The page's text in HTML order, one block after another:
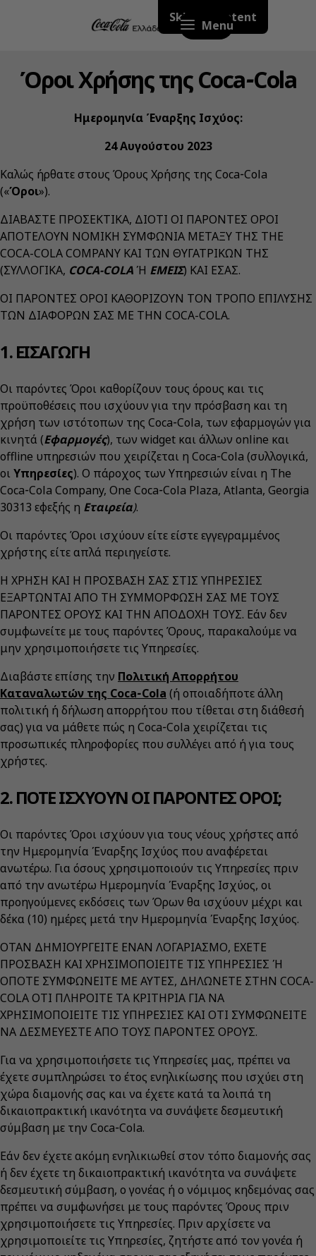
Skip to content
Menu
Όροι Χρήσης της Coca‑Cola
Ημερομηνία Έναρξης Ισχύος:
24 Αυγούστου 2023
Καλώς ήρθατε στους Όρους Χρήσης της Coca‑Cola
(«Όροι»).
ΔΙΑΒΑΣΤΕ ΠΡΟΣΕΚΤΙΚΑ, ΔΙΟΤΙ ΟΙ ΠΑΡΟΝΤΕΣ ΟΡΟΙ
ΑΠΟΤΕΛΟΥΝ ΝΟΜΙΚΗ ΣΥΜΦΩΝΙΑ ΜΕΤΑΞΥ ΤΗΣ THE
COCA-COLA COMPANY ΚΑΙ ΤΩΝ ΘΥΓΑΤΡΙΚΩΝ ΤΗΣ
(ΣΥΛΛΟΓΙΚΑ, COCA-COLA Ή ΕΜΕΙΣ) ΚΑΙ ΕΣΑΣ.
ΟΙ ΠΑΡΟΝΤΕΣ ΟΡΟΙ ΚΑΘΟΡΙΖΟΥΝ ΤΟΝ ΤΡΟΠΟ ΕΠΙΛΥΣΗΣ
ΤΩΝ ΔΙΑΦΟΡΩΝ ΣΑΣ ΜΕ ΤΗΝ COCA-COLA.
1. ΕΙΣΑΓΩΓΗ
Οι παρόντες Όροι καθορίζουν τους όρους και τις
προϋποθέσεις που ισχύουν για την πρόσβαση και τη
χρήση των ιστότοπων της Coca‑Cola, των εφαρμογών για
κινητά (Εφαρμογές), των widget και άλλων online και
offline υπηρεσιών που χειρίζεται η Coca‑Cola (συλλογικά,
οι Υπηρεσίες). Ο πάροχος των Υπηρεσιών είναι η The
Coca‑Cola Company, One Coca‑Cola Plaza, Atlanta, Georgia
30313 εφεξής η Εταιρεία).
Οι παρόντες Όροι ισχύουν είτε είστε εγγεγραμμένος
χρήστης είτε απλά περιηγείστε.
Η ΧΡΗΣΗ ΚΑΙ Η ΠΡΟΣΒΑΣΗ ΣΑΣ ΣΤΙΣ ΥΠΗΡΕΣΙΕΣ
ΕΞΑΡΤΩΝΤΑΙ ΑΠΟ ΤΗ ΣΥΜΜΟΡΦΩΣΗ ΣΑΣ ΜΕ ΤΟΥΣ
ΠΑΡΟΝΤΕΣ ΟΡΟΥΣ ΚΑΙ ΤΗΝ ΑΠΟΔΟΧΗ ΤΟΥΣ. Εάν δεν
συμφωνείτε με τους παρόντες Όρους, παρακαλούμε να
μην χρησιμοποιήσετε τις Υπηρεσίες.
Διαβάστε επίσης την Πολιτική Απορρήτου
Καταναλωτών της Coca‑Cola (ή οποιαδήποτε άλλη
πολιτική ή δήλωση απορρήτου που τίθεται στη διάθεσή
σας) για να μάθετε πώς η Coca‑Cola χειρίζεται τις
προσωπικές πληροφορίες που συλλέγει από ή για τους
χρήστες.
2. ΠΟΤΕ ΙΣΧΥΟΥΝ ΟΙ ΠΑΡΟΝΤΕΣ ΟΡΟΙ;
Οι παρόντες Όροι ισχύουν για τους νέους χρήστες από
την Ημερομηνία Έναρξης Ισχύος που αναφέρεται
ανωτέρω. Για όσους χρησιμοποιούν τις Υπηρεσίες πριν
από την ανωτέρω Ημερομηνία Έναρξης Ισχύος, οι
προηγούμενες εκδόσεις των Όρων θα ισχύουν μέχρι και
δέκα (10) ημέρες μετά την Ημερομηνία Έναρξης Ισχύος.
ΟΤΑΝ ΔΗΜΙΟΥΡΓΕΙΤΕ ΕΝΑΝ ΛΟΓΑΡΙΑΣΜΟ, ΕΧΕΤΕ
ΠΡΟΣΒΑΣΗ ΚΑΙ ΧΡΗΣΙΜΟΠΟΙΕΙΤΕ ΤΙΣ ΥΠΗΡΕΣΙΕΣ Ή
ΟΠΟΤΕ ΣΥΜΦΩΝΕΙΤΕ ΜΕ ΑΥΤΕΣ, ΔΗΛΩΝΕΤΕ ΣΤΗΝ COCA-
COLA ΟΤΙ ΠΛΗΡΟΙΤΕ ΤΑ ΚΡΙΤΗΡΙΑ ΓΙΑ ΝΑ
ΧΡΗΣΙΜΟΠΟΙΕΙΤΕ ΤΙΣ ΥΠΗΡΕΣΙΕΣ ΚΑΙ ΟΤΙ ΣΥΜΦΩΝΕΙΤΕ
ΝΑ ΔΕΣΜΕΥΕΣΤΕ ΑΠΟ ΤΟΥΣ ΠΑΡΟΝΤΕΣ ΟΡΟΥΣ.
Για να χρησιμοποιήσετε τις Υπηρεσίες μας, πρέπει να
έχετε συμπληρώσει το έτος ενηλικίωσης που ισχύει στη
χώρα διαμονής σας και να έχετε κατά τα λοιπά τη
δικαιοπρακτική ικανότητα να συνάψετε δεσμευτική
σύμβαση με την Coca‑Cola.
Εάν δεν έχετε ακόμη ενηλικιωθεί στον τόπο διαμονής σας
ή δεν έχετε τη δικαιοπρακτική ικανότητα να συνάψετε
δεσμευτική σύμβαση, ο γονέας ή ο νόμιμος κηδεμόνας σας
πρέπει να συμφωνήσει με τους παρόντες Όρους πριν
χρησιμοποιήσετε τις Υπηρεσίες. Πριν αρχίσετε να
χρησιμοποιείτε τις Υπηρεσίες, ζητήστε από τον γονέα ή